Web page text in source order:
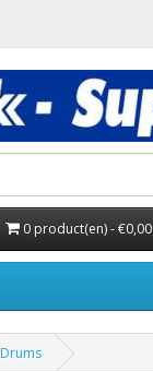
0 product(en) - €0,00
Drums